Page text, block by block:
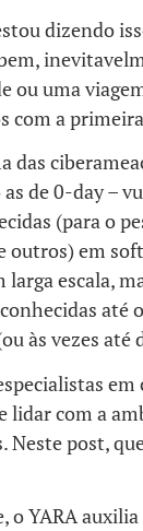
dizendo
ou uma
com a
das
de 0-day –
(para o
outros) em
larga escala,
até
às vezes até
em
lidar com a
Neste post,
o YARA